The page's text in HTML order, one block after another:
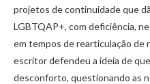
projetos de continuidade que
LGBTQAP+, com deficiência,
em tempos de rearticulação de
escritor defendeu a ideia de
desconforto, questionando as